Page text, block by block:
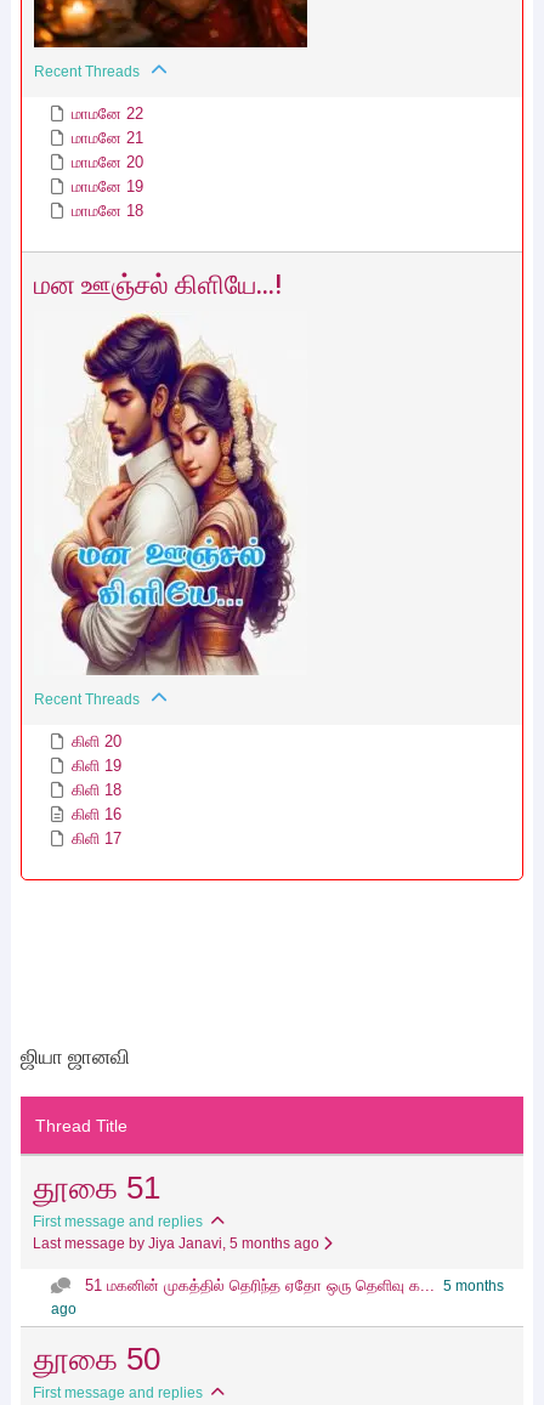
Recent Threads
மாமனே 22
மாமனே 21
மாமனே 20
மாமனே 19
மாமனே 18
மன ஊஞ்சல் கிளியே...!
Recent Threads
கிளி 20
கிளி 19
கிளி 18
கிளி 16
கிளி 17
ஜியா ஜானவி
Thread Title
தூகை 51
First message and replies
Last message by Jiya Janavi, 5 months ago
51 மகனின் முகத்தில் தெரிந்த ஏதோ ஒரு தெளிவு க... 5 months
ago
தூகை 50
First message and replies